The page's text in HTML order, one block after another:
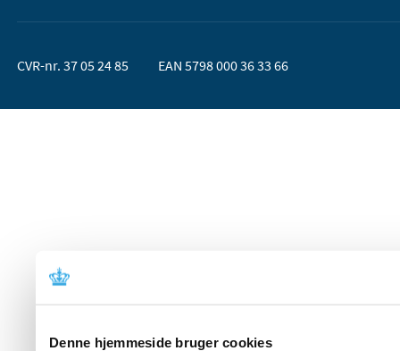
Denne hjemmeside bruger cookies
CVR-nr. 37 05 24 85 EAN 5798 000 36 33 66